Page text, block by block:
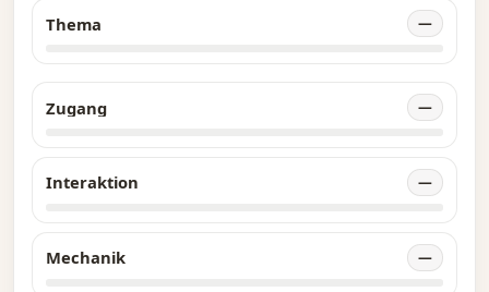
Thema —
Zugang —
Interaktion —
Mechanik —